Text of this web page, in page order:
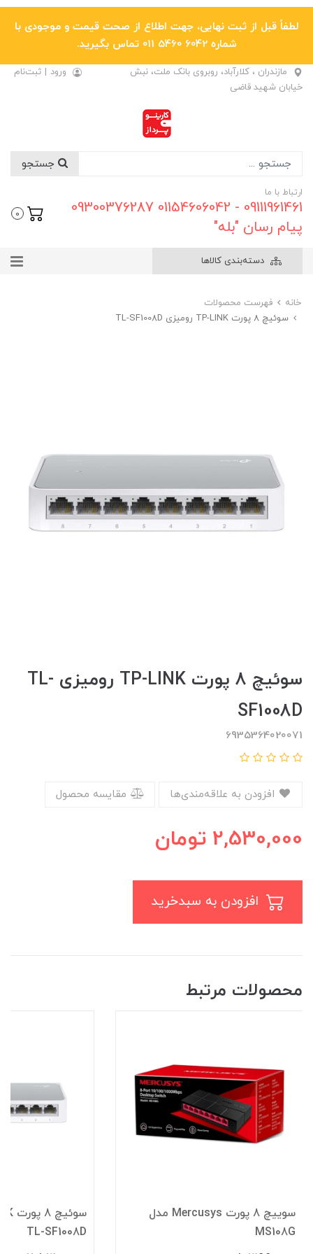
لطفاً قبل از ثبت نهایی، جهت اطلاع از صحت قیمت و موجودی با
شماره 6042 5460 011 تماس بگیرید.
مازندران ، کلارآباد، روبروی بانک ملت، نبش
خیابان شهید قاضی
ورود | ثبت‌نام
ارتباط با ما
09111961461 - 01154606042 09300376287
پیام رسان "بله"
0
دسته‌بندی کالاها
خانه
فهرست محصولات
سوئیچ 8 پورت TP-LINK رومیزی TL-SF1008D
سوئیچ 8 پورت TP-LINK رومیزی TL-
SF1008D
6935364020071
مقایسه محصول
2,530,000 تومان
محصولات مرتبط
سوییچ 8 پورت Mercusys مدل
MS108G
TL-SF1008D